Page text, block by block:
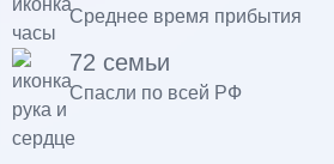
Среднее время прибытия
72 семьи
Спасли по всей РФ